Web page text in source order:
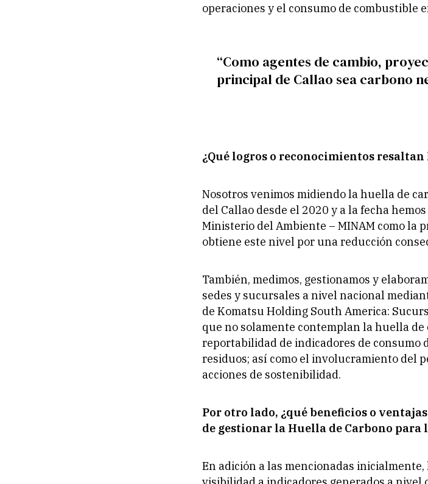
operaciones y el consumo de combustible
“Como agentes de cambio,
principal de Callao sea carbono
¿Qué logros o reconocimientos
Nosotros venimos midiendo la huella de
del Callao desde el 2020 y a la fecha
Ministerio del Ambiente – MINAM como la
obtiene este nivel por una reducción
También, medimos, gestionamos y
sedes y sucursales a nivel nacional
de Komatsu Holding South America:
que no solamente contemplan la huella
reportabilidad de indicadores de consumo
residuos; así como el involucramiento del
acciones de sostenibilidad.
Por otro lado, ¿qué beneficios o
de gestionar la Huella de Carbono para
En adición a las mencionadas